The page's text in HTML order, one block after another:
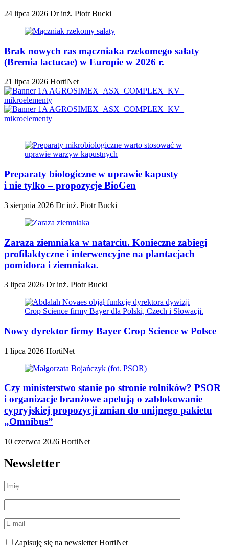
24 lipca 2026 Dr inż. Piotr Bucki
Brak nowych ras mączniaka rzekomego sałaty
(Bremia lactucae) w Europie w 2026 r.
21 lipca 2026 HortiNet
Preparaty biologiczne w uprawie kapusty
i nie tylko – propozycje BioGen
3 sierpnia 2026 Dr inż. Piotr Bucki
Zaraza ziemniaka w natarciu. Konieczne zabiegi
profilaktyczne i interwencyjne na plantacjach
pomidora i ziemniaka.
3 lipca 2026 Dr inż. Piotr Bucki
Nowy dyrektor firmy Bayer Crop Science w Polsce
1 lipca 2026 HortiNet
Czy ministerstwo stanie po stronie rolników? PSOR
i organizacje branżowe apelują o zablokowanie
cypryjskiej propozycji zmian do unijnego pakietu
„Omnibus”
10 czerwca 2026 HortiNet
Newsletter
Zapisuję się na newsletter HortiNet